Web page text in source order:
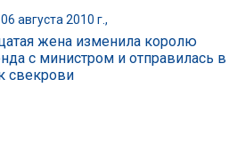
06 августа 2010 г.,
жена изменила королю
с министром и отправилась в
свекрови